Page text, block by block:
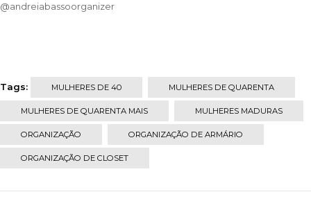
@andreiabassoorganizer
Tags: MULHERES DE 40 MULHERES DE QUARENTA
MULHERES DE QUARENTA MAIS MULHERES MADURAS
ORGANIZAÇÃO ORGANIZAÇÃO DE ARMÁRIO
ORGANIZAÇÃO DE CLOSET